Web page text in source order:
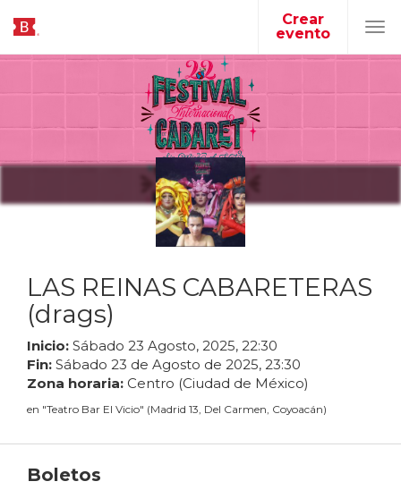
Crear
evento
LAS REINAS CABARETERAS
(drags)
Inicio: Sábado 23 Agosto, 2025, 22:30
Fin: Sábado 23 de Agosto de 2025, 23:30
Zona horaria: Centro (Ciudad de México)
en "Teatro Bar El Vicio" (Madrid 13, Del Carmen, Coyoacán)
Boletos